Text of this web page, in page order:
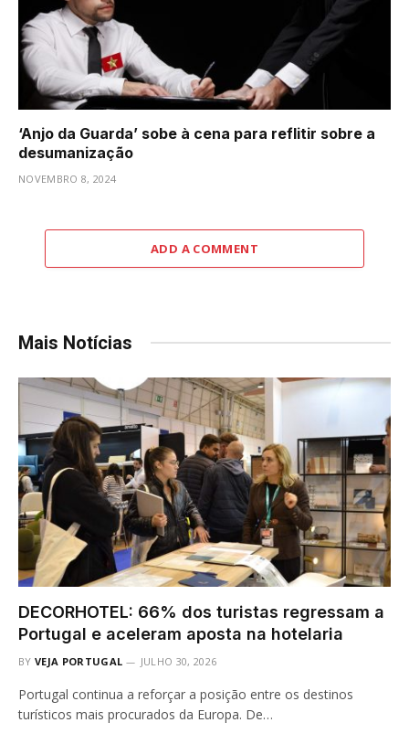
‘Anjo da Guarda’ sobe à cena para reflitir sobre a
desumanização
NOVEMBRO 8, 2024
ADD A COMMENT
Mais Notícias
DECORHOTEL: 66% dos turistas regressam a
Portugal e aceleram aposta na hotelaria
BY VEJA PORTUGAL JULHO 30, 2026
Portugal continua a reforçar a posição entre os destinos
turísticos mais procurados da Europa. De…